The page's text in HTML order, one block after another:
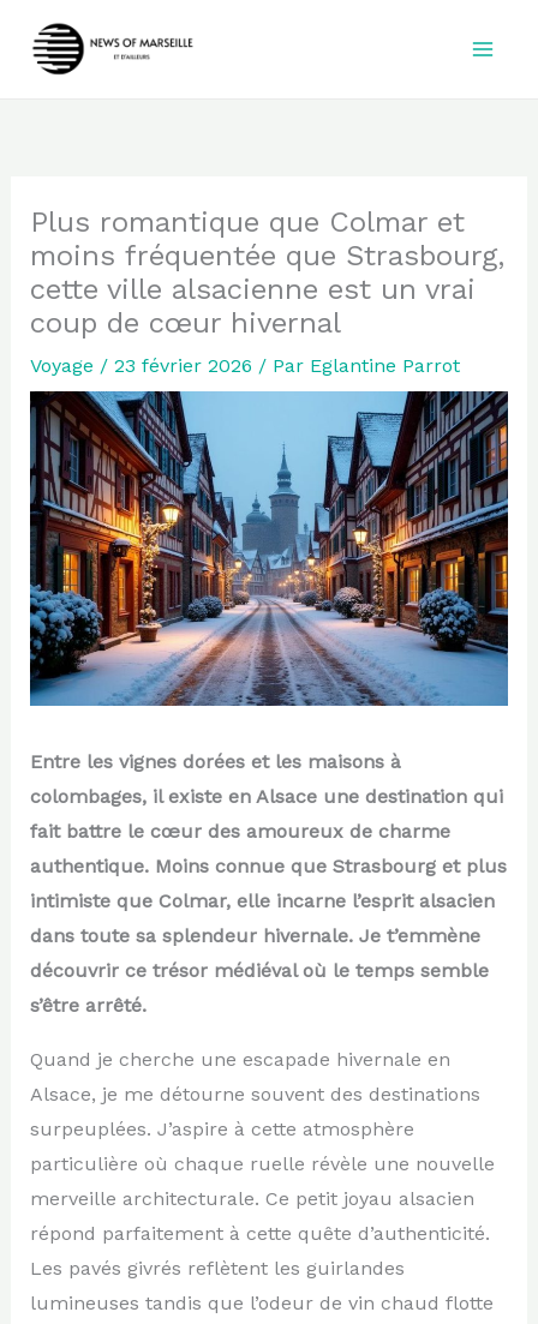
Plus romantique que Colmar et
moins fréquentée que Strasbourg,
cette ville alsacienne est un vrai
coup de cœur hivernal
Voyage / 23 février 2026 / Par Eglantine Parrot
Entre les vignes dorées et les maisons à
colombages, il existe en Alsace une destination qui
fait battre le cœur des amoureux de charme
authentique. Moins connue que Strasbourg et plus
intimiste que Colmar, elle incarne l’esprit alsacien
dans toute sa splendeur hivernale. Je t’emmène
découvrir ce trésor médiéval où le temps semble
s’être arrêté.
Quand je cherche une escapade hivernale en
Alsace, je me détourne souvent des destinations
surpeuplées. J’aspire à cette atmosphère
particulière où chaque ruelle révèle une nouvelle
merveille architecturale. Ce petit joyau alsacien
répond parfaitement à cette quête d’authenticité.
Les pavés givrés reflètent les guirlandes
lumineuses tandis que l’odeur de vin chaud flotte